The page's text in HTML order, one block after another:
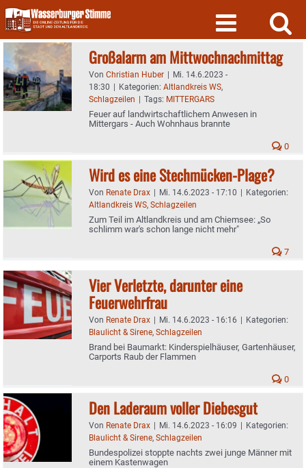
Skip
to
content
Großalarm am Mittwochnachmittag
Von Christian Huber | Mi. 14.6.2023 -
18:30 | Kategorien: Altlandkreis WS,
Schlagzeilen | Tags: MITTERGARS
Feuer auf landwirtschaftlichem Anwesen in
Mittergars - Auch Wohnhaus brannte
0
Wird es eine Stechmücken-Plage?
Von Renate Drax | Mi. 14.6.2023 - 17:10 | Kategorien:
Altlandkreis WS, Schlagzeilen
Zum Teil im Altlandkreis und am Chiemsee: „So
schlimm war's schon lange nicht mehr"
7
Vier Verletzte, darunter eine
Feuerwehrfrau
Von Renate Drax | Mi. 14.6.2023 - 16:16 | Kategorien:
Blaulicht & Sirene, Schlagzeilen
Brand bei Baumarkt: Kinderspielhäuser, Gartenhäuser,
Carports Raub der Flammen
0
Den Laderaum voller Diebesgut
Von Renate Drax | Mi. 14.6.2023 - 16:09 | Kategorien:
Blaulicht & Sirene, Schlagzeilen
Bundespolizei stoppte nachts zwei junge Männer mit
einem Kastenwagen